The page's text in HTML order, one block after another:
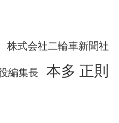
株式会社二輪車新聞社
編集長 本多 正則